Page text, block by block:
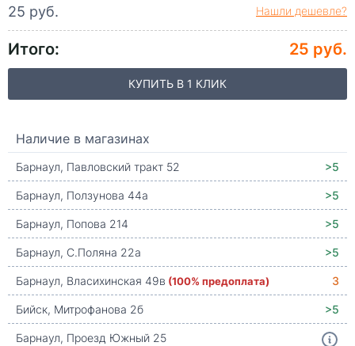
25 руб. Нашли дешевле?
Итого: 25 руб.
КУПИТЬ В 1 КЛИК
Наличие в магазинах
Барнаул, Павловский тракт 52
>5
Барнаул, Ползунова 44а
>5
Барнаул, Попова 214
>5
Барнаул, С.Поляна 22а
>5
Барнаул, Власихинская 49в (100% предоплата)
3
Бийск, Митрофанова 2б
>5
Барнаул, Проезд Южный 25